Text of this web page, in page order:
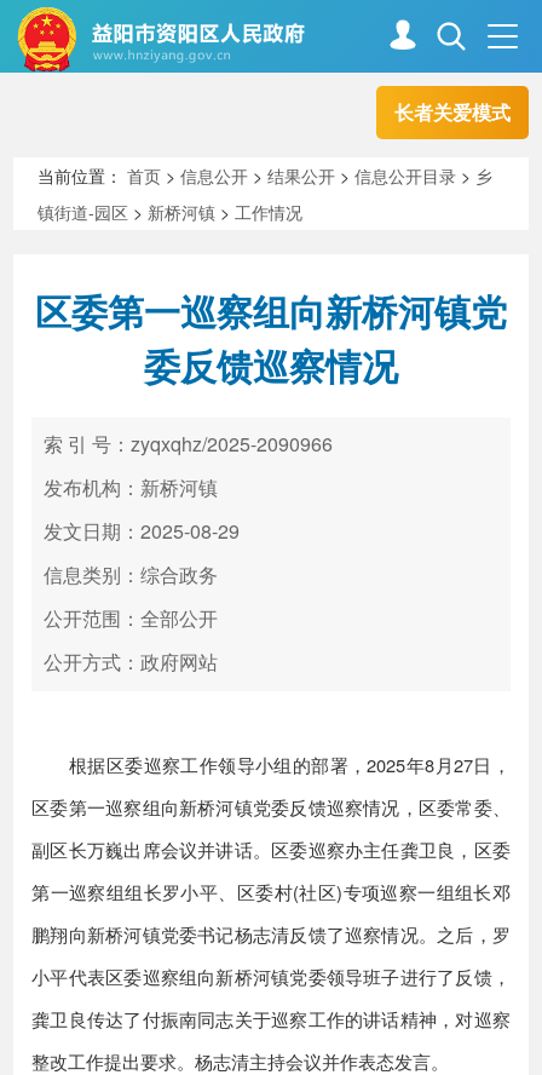
长者关爱模式
走进资阳
新闻中心 解读回应
政务服务
高效办成一件事
当前位置：首页 >信息公开 >结果公开 >信息公开目录 > 乡
镇街道-园区 > 新桥河镇 >工作情况
区委第一巡察组向新桥河镇党
委反馈巡察情况
索 引 号：zyqxqhz/2025-2090966
发布机构：新桥河镇
发文日期：2025-08-29
信息类别：综合政务
公开范围：全部公开
公开方式：政府网站
根据区委巡察工作领导小组的部署，2025年8月27日，
区委第一巡察组向新桥河镇党委反馈巡察情况，区委常委、
副区长万巍出席会议并讲话。区委巡察办主任龚卫良，区委
第一巡察组组长罗小平、区委村(社区)专项巡察一组组长邓
鹏翔向新桥河镇党委书记杨志清反馈了巡察情况。之后，罗
小平代表区委巡察组向新桥河镇党委领导班子进行了反馈，
龚卫良传达了付振南同志关于巡察工作的讲话精神，对巡察
整改工作提出要求。杨志清主持会议并作表态发言。